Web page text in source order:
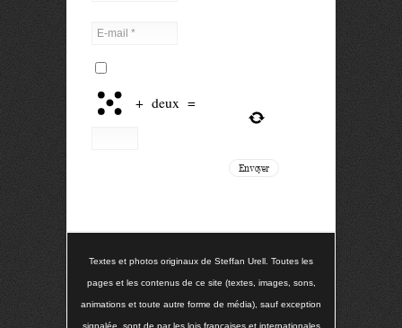
+ deux =
Textes et photos originaux de Steffan Urell. Toutes les
pages et les contenus de ce site (textes, images, sons,
animations et toute autre forme de média), sauf exception
signalée, sont de par les lois françaises et internationales